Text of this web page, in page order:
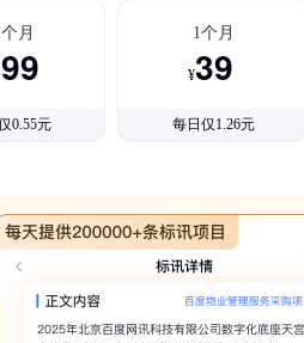
月
0.55元
1个月
¥39
每日仅1.26元